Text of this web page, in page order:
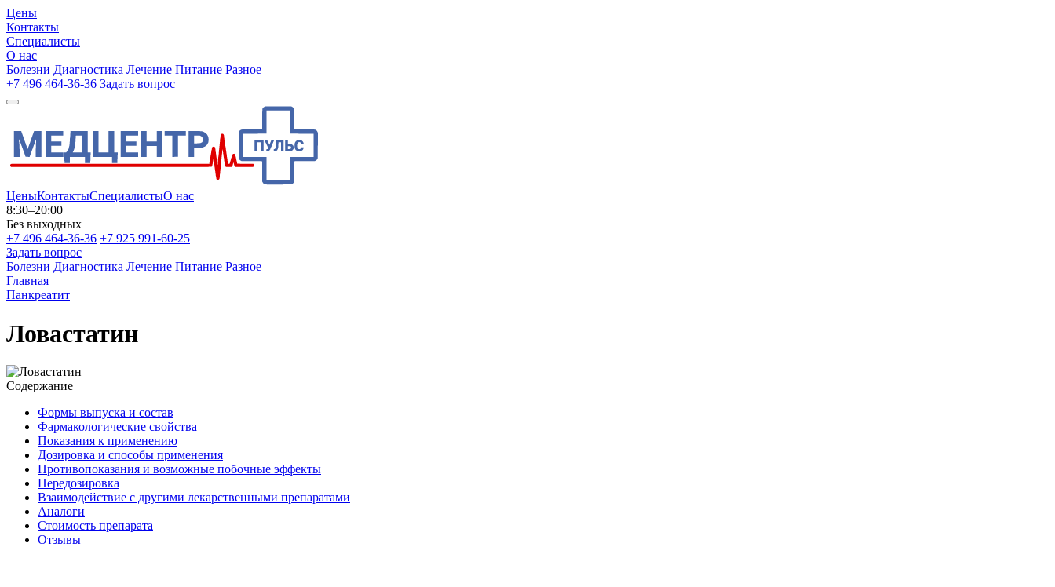
Цены
Контакты
Специалисты
О нас
Болезни Диагностика Лечение Питание Разное
+7 496 464-36-36 Задать вопрос
ЦеныКонтактыСпециалистыО нас
8:30–20:00
Без выходных
+7 496 464-36-36 +7 925 991-60-25
Задать вопрос
Болезни Диагностика Лечение Питание Разное
Главная
Панкреатит
Ловастатин
Содержание
Формы выпуска и состав
Фармакологические свойства
Показания к применению
Дозировка и способы применения
Противопоказания и возможные побочные эффекты
Передозировка
Взаимодействие с другими лекарственными препаратами
Аналоги
Стоимость препарата
Отзывы